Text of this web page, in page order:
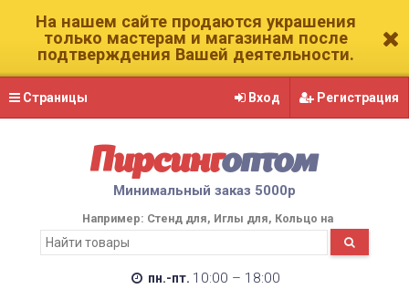
На нашем сайте продаются украшения
только мастерам и магазинам после
подтверждения Вашей деятельности.
Страницы Вход Регистрация
Пирсингоптом
Минимальный заказ 5000р
Например: Стенд для Иглы для Кольцо на
пн.-пт. 10:00 – 18:00